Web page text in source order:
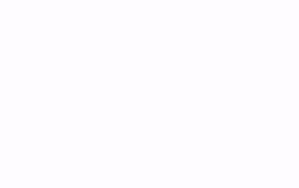
práv –
Institute
všetkých!